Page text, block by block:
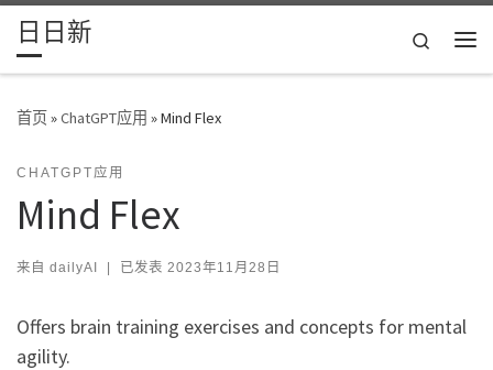
Skip to content
日日新
Search
首页»ChatGPT应用 »Mind Flex
CHATGPT应用
Mind Flex
来自 dailyAI | 已发表 2023年11月28日
Offers brain training exercises and concepts for mental
agility.